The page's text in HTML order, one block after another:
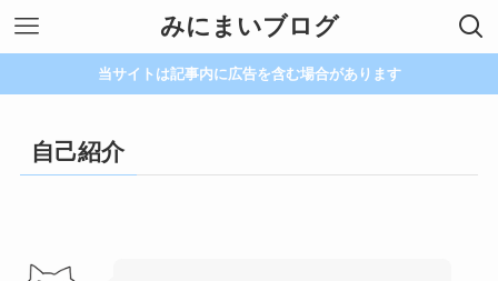
みにまいブログ
当サイトは記事内に広告を含む場合があります
自己紹介